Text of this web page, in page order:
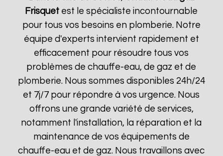
Frisquet est le spécialiste incontournable
pour tous vos besoins en plomberie. Notre
équipe d'experts intervient rapidement et
efficacement pour résoudre tous vos
problèmes de chauffe-eau, de gaz et de
plomberie. Nous sommes disponibles 24h/24
et 7j/7 pour répondre à vos urgence. Nous
offrons une grande variété de services,
notamment l'installation, la réparation et la
maintenance de vos équipements de
chauffe-eau et de gaz. Nous travaillons avec